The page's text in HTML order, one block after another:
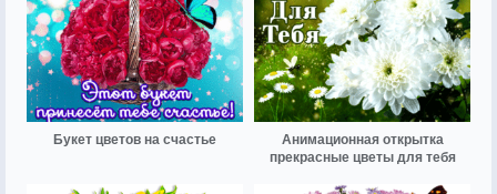
Букет цветов на счастье
Анимационная открытка
прекрасные цветы для тебя